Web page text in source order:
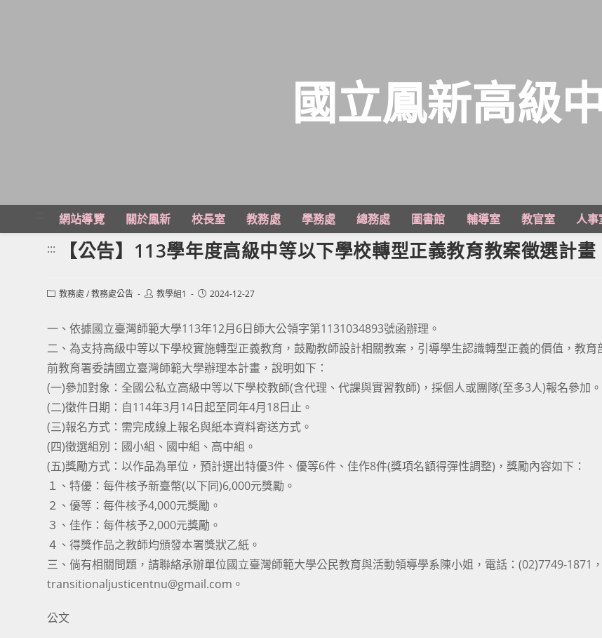
主
國立鳳新高級
網站導覽 關於鳳新 校長室 教務處 學務處 總務處 圖書館 輔導室 教官室 人事
::: 【公告】113學年度高級中等以下學校轉型正義教育教案徵選計畫
Post教務處 /教務處公告
Post教學組1
Post2024-12-27
一、依據國立臺灣師範大學113年12月6日師大公領字第1131034893號函辦理。
二、為支持高級中等以下學校實施轉型正義教育，鼓勵教師設計相關教案，引導學生認識轉型正義的價值，教育
前教育署委請國立臺灣師範大學辦理本計畫，說明如下：
(一)參加對象：全國公私立高級中等以下學校教師(含代理、代課與實習教師)，採個人或團隊(至多3人)報名參加。
(二)徵件日期：自114年3月14日起至同年4月18日止。
(三)報名方式：需完成線上報名與紙本資料寄送方式。
(四)徵選組別：國小組、國中組、高中組。
(五)獎勵方式：以作品為單位，預計選出特優3件、優等6件、佳作8件(獎項名額得彈性調整)，獎勵內容如下：
１、特優：每件核予新臺幣(以下同)6,000元獎勵。
２、優等：每件核予4,000元獎勵。
３、佳作：每件核予2,000元獎勵。
４、得獎作品之教師均頒發本署獎狀乙紙。
三、倘有相關問題，請聯絡承辦單位國立臺灣師範大學公民教育與活動領導學系陳小姐，電話：(02)7749-1871
transitionaljusticentnu@gmail.com。
公文